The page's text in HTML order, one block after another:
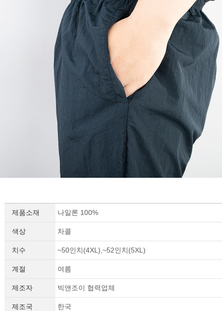
제품소재 나일론 100%
색상 차콜
치수 ~50인치(4XL),~52인치(5XL)
계절 여름
제조자 빅앤조이 협력업체
제조국 한국